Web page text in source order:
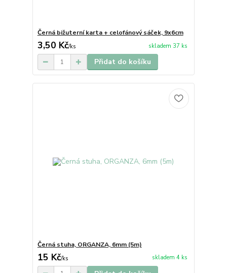
Černá bižuterní karta + celofánový sáček, 9x6cm
3,50 Kč/ks skladem 37 ks
Přidat do košíku
Černá stuha, ORGANZA, 6mm (5m)
15 Kč/ks skladem 4 ks